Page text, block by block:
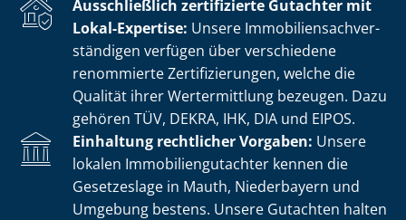
Ausschließlich zertifizierte Gutachter mit
Lokal-Expertise: Unsere Im­mo­bi­li­en­sach­ver­
stän­di­gen verfügen über verschiedene
renommierte Zer­ti­fi­zie­run­gen, welche die
Qualität ihrer Wertermittlung bezeugen. Dazu
gehören TÜV, DEKRA, IHK, DIA und EIPOS.
Einhaltung rechtlicher Vorgaben: Unsere
lokalen Im­mo­bi­li­en­gut­ach­ter kennen die
Gesetzeslage in Mauth, Niederbayern und
Umgebung bestens. Unsere Gutachten halten